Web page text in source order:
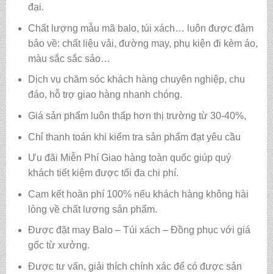
đại.
Chất lượng mẫu mã balo, túi xách…
luôn được đảm
bảo về: chất liệu vải, đường may, phụ kiện đi kèm áo,
màu sắc sắc sảo…
Dịch vụ chăm sóc khách hàng chuyên nghiệp, chu
đáo, hỗ trợ giao hàng nhanh chóng.
Giá sản phẩm luôn thấp hơn thị trường từ 30-40%,
Chỉ thanh toán khi kiểm tra sản phẩm đạt yêu cầu
Ưu đãi Miễn Phí Giao hàng toàn quốc giúp quý
khách tiết kiệm được tối đa chi phí.
Cam kết hoàn phí 100% nếu khách hàng không hài
lòng về chất lượng sản phẩm.
Được đặt may Balo – Túi xách – Đồng phục với giá
gốc từ xưởng.
Được tư vấn, giải thích chính xác để có được sản